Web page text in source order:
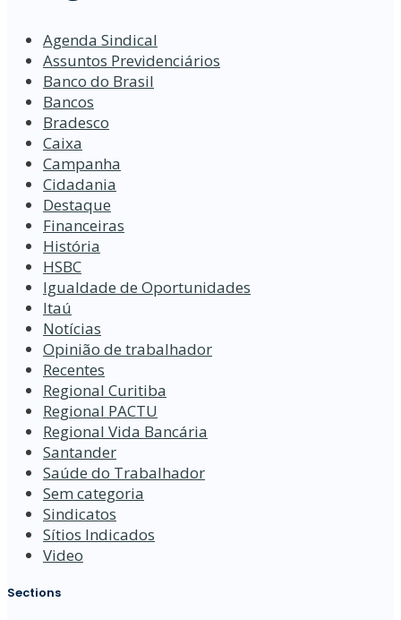
Agenda Sindical
Assuntos Previdenciários
Banco do Brasil
Bancos
Bradesco
Caixa
Campanha
Cidadania
Destaque
Financeiras
História
HSBC
Igualdade de Oportunidades
Itaú
Notícias
Opinião de trabalhador
Recentes
Regional Curitiba
Regional PACTU
Regional Vida Bancária
Santander
Saúde do Trabalhador
Sem categoria
Sindicatos
Sítios Indicados
Video
Sections